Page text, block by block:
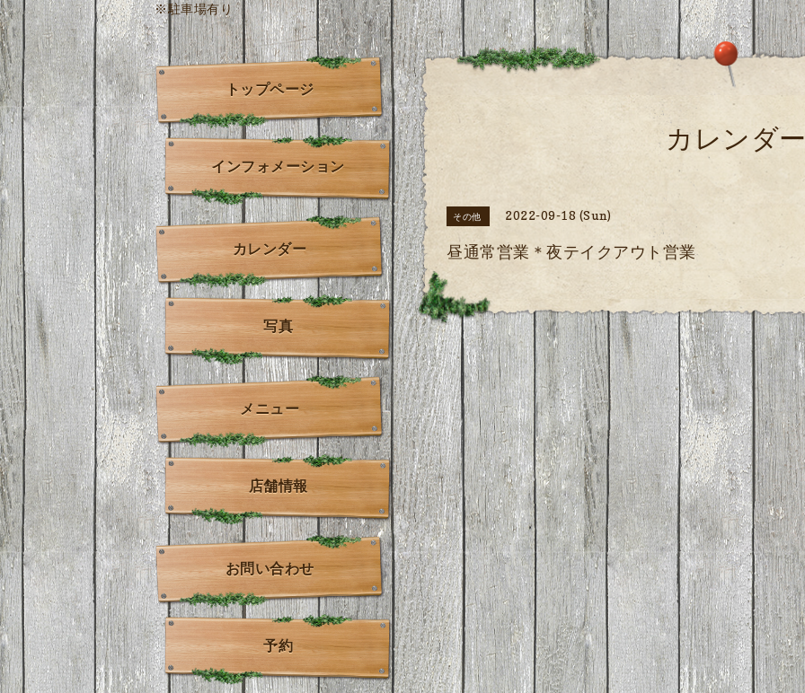
※駐車場有り
カレンダ
その他 2022-09-18 (Sun)
昼通常営業＊夜テイクアウト営業
トップページ
インフォメーション
カレンダー
写真
メニュー
店舗情報
お問い合わせ
予約